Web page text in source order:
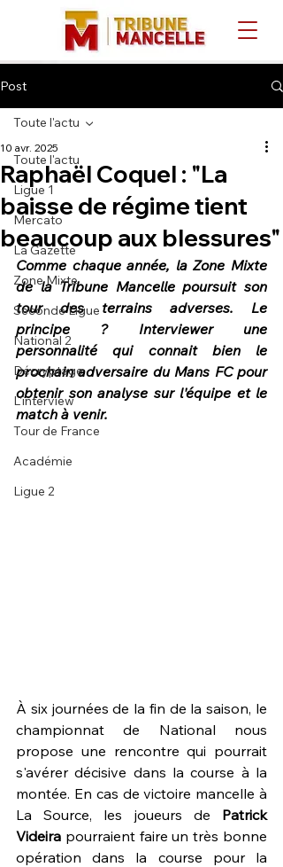
Post
Toute l'actu
Ligue 1
Mercato
La Gazette
Zone Mixte
Seconde Ligue
National 2
Décryptage
L'interview
Tour de France
Académie
Ligue 2
Toute l'actu
Raphaël Coquel : "La
baisse de régime tient
beaucoup aux blessures"
10 avr. 2025
Comme chaque année, la Zone Mixte
de la Tribune Mancelle poursuit son
tour des terrains adverses. Le
principe ? Interviewer une
personnalité qui connait bien le
prochain adversaire du Mans FC pour
obtenir son analyse sur l'équipe et le
match à venir.
À six journées de la fin de la saison, le
championnat de National nous
propose une rencontre qui pourrait
s'avérer décisive dans la course à la
montée. En cas de victoire mancelle à
La Source, les joueurs de Patrick
Videira pourraient faire un très bonne
opération dans la course pour la